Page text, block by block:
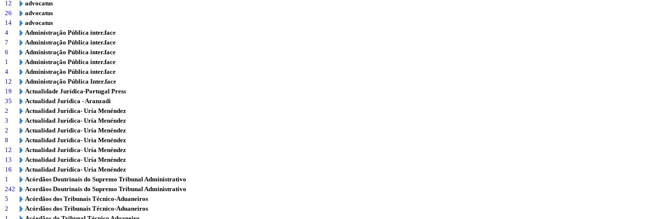
12
advocatus
26
advocatus
14
advocatus
4
Administração Pública inter.face
7
Administração Pública inter.face
6
Administração Pública inter.face
1
Administração Pública inter.face
4
Administração Pública inter.face
12
Administração Pública Inter.face
19
Actualidade Jurídica-Portugal Press
35
Actualidad Jurídica - Aranzadi
2
Actualidad Jurídica- Uría Menéndez
3
Actualidad Jurídica- Uría Menéndez
2
Actualidad Jurídica- Uría Menéndez
8
Actualidad Jurídica- Uría Menéndez
12
Actualidad Jurídica- Uría Menéndez
13
Actualidad Jurídica- Uría Menéndez
16
Actualidad Jurídica- Uría Menéndez
1
Acórdãos Doutrinais do Supremo Tribunal Administrativo
242
Acordãos Doutrinais do Supremo Tribunal Administrativo
5
Acórdãos dos Tribunais Técnico-Aduaneiros
2
Acórdãos dos Tribunais Técnico-Aduaneiros